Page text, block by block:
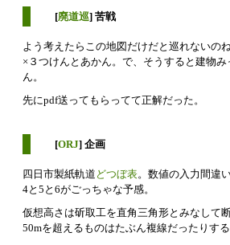
[廃道巡] 苦戦
よう考えたらこの地図だけだと巡れないの
×３つけんとあかん。で、そうすると建物
ん。
先にpdf送ってもらってて正解だった。
[ORJ] 企画
四日市製紙軌道 どつぼ表。数値の入力間違
4と5と6がごっちゃな予感。
仮想高さは斫取工を直角三角形とみなして
50mを超えるものはたぶん複線だったりする